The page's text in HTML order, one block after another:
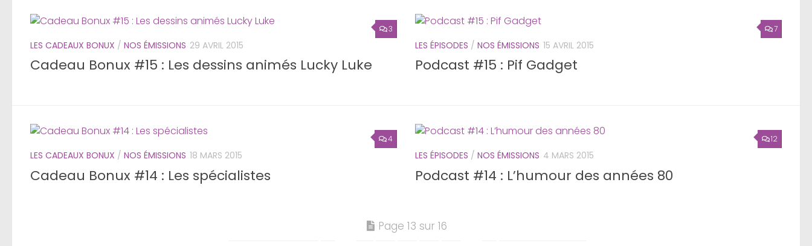
3
LES CADEAUX BONUX / NOS ÉMISSIONS 29 AVRIL 2015
Cadeau Bonux #15 : Les dessins animés Lucky Luke
7
LES ÉPISODES / NOS ÉMISSIONS 15 AVRIL 2015
Podcast #15 : Pif Gadget
4
LES CADEAUX BONUX / NOS ÉMISSIONS 18 MARS 2015
Cadeau Bonux #14 : Les spécialistes
12
LES ÉPISODES / NOS ÉMISSIONS 4 MARS 2015
Podcast #14 : L’humour des années 80
Page 13 sur 16